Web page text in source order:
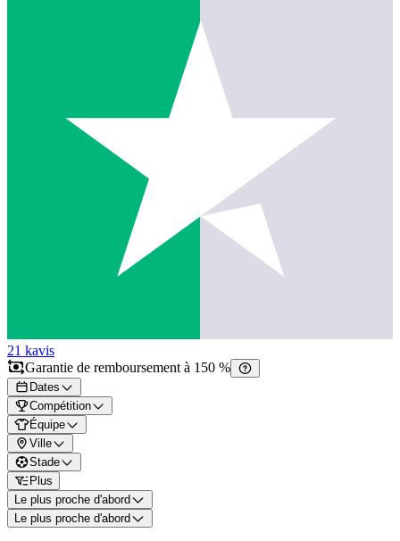
21 kavis
Garantie de remboursement à 150 %
Dates
Compétition
Équipe
Ville
Stade
Plus
Le plus proche d'abord
Le plus proche d'abord